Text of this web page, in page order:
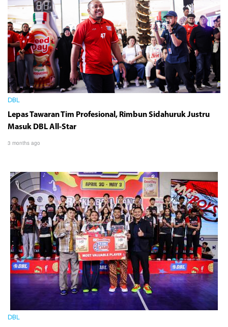
DBL
Lepas Tawaran Tim Profesional, Rimbun Sidahuruk Justru
Masuk DBL All-Star
3 months ago
DBL